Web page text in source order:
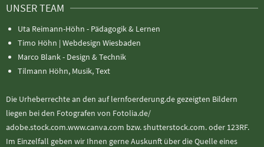
UNSER TEAM
Uta Reimann-Höhn - Pädagogik & Lernen
Timo Höhn | Webdesign Wiesbaden
Marco Blank - Design & Technik
Tilmann Höhn, Musik, Text
Die Urheberrechte an den auf lernfoerderung.de gezeigten Bildern
liegen bei den Fotografen von Fotolia.de/
adobe.stock.com.www.canva.com bzw. shutterstock.com. oder 123RF.
Im Einzelfall geben wir Ihnen gerne Auskunft über die Quelle eines